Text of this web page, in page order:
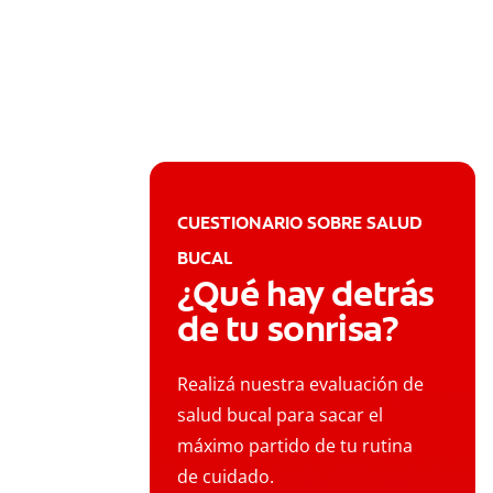
CUESTIONARIO SOBRE SALUD
BUCAL
¿Qué hay detrás
de tu sonrisa?
Realizá nuestra evaluación de
salud bucal para sacar el
máximo partido de tu rutina
de cuidado.